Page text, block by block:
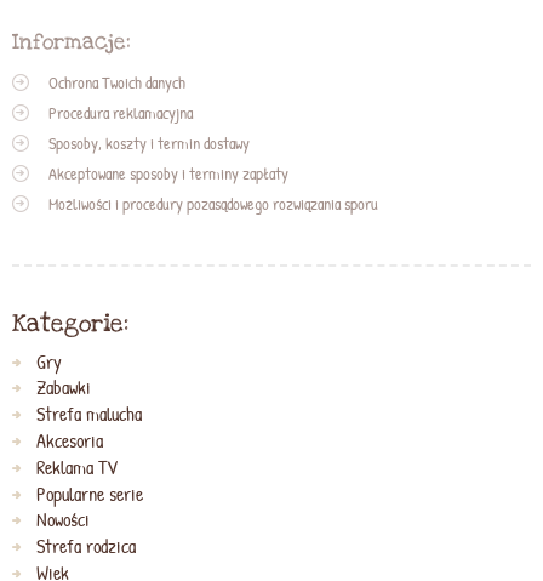
Informacje:
Ochrona Twoich danych
Procedura reklamacyjna
Sposoby, koszty i termin dostawy
Akceptowane sposoby i terminy zapłaty
Możliwości i procedury pozasądowego rozwiązania sporu
Kategorie:
Gry
Zabawki
Strefa malucha
Akcesoria
Reklama TV
Popularne serie
Nowości
Strefa rodzica
Wiek